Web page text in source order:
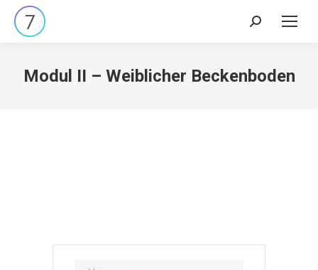
Search:
Modul II – Weiblicher Beckenboden